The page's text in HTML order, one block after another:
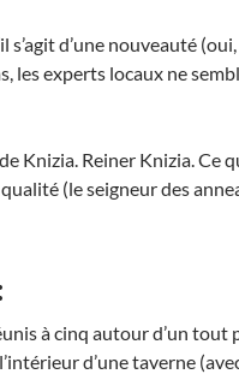
s’agit d’une nouveauté
les experts locaux ne
Knizia. Reiner Knizia. Ce
(le seigneur des
à cinq autour d’un tout
d’une taverne